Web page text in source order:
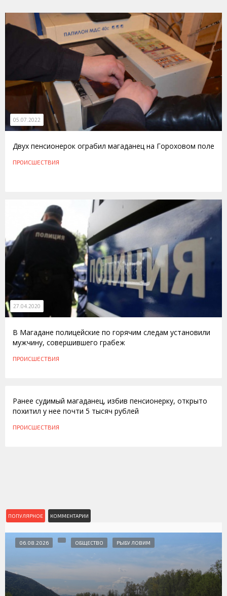
05.07.2022
Двух пенсионерок ограбил магаданец на Гороховом поле
ПРОИСШЕСТВИЯ
27.04.2020
В Магадане полицейские по горячим следам установили
мужчину, совершившего грабеж
ПРОИСШЕСТВИЯ
Ранее судимый магаданец, избив пенсионерку, открыто
похитил у нее почти 5 тысяч рублей
ПРОИСШЕСТВИЯ
ПОПУЛЯРНОЕ КОММЕНТАРИИ
06.08.2026 ОБЩЕСТВО РЫБУ ЛОВИМ